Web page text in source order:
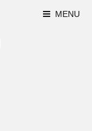
MENU